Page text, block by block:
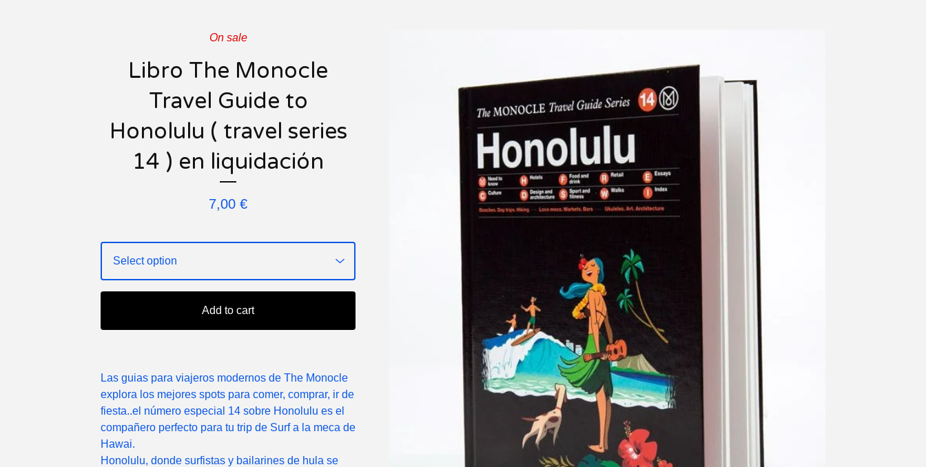
On sale
Libro The Monocle
Travel Guide to
Honolulu ( travel series
14 ) en liquidación
7,00 €
Add to cart
Las guias para viajeros modernos de The Monocle
explora los mejores spots para comer, comprar, ir de
fiesta..el número especial 14 sobre Honolulu es el
compañero perfecto para tu trip de Surf a la meca de
Hawai.
Honolulu, donde surfistas y bailarines de hula se